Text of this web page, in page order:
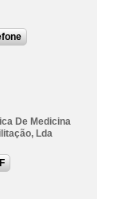
De Medicina
Lda